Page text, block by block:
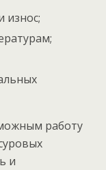
износ;
работу
и